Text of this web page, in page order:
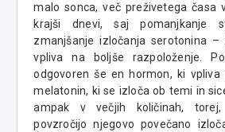
malo sonca, več preživetega časa
krajši dnevi, saj pomanjkanje
zmanjšanje izločanja serotonina –
vpliva na boljše razpoloženje.
odgovoren še en hormon, ki
melatonin, ki se izloča ob temi in
ampak v večjih količinah,
povzročijo njegovo povečano